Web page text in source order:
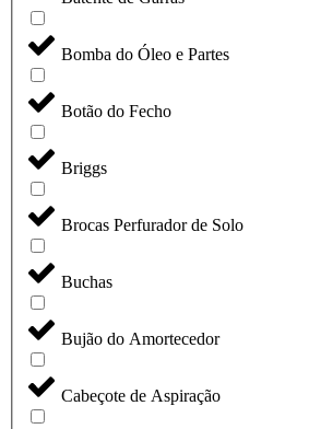
Bomba do Óleo e Partes
Botão do Fecho
Briggs
Brocas Perfurador de Solo
Buchas
Bujão do Amortecedor
Cabeçote de Aspiração